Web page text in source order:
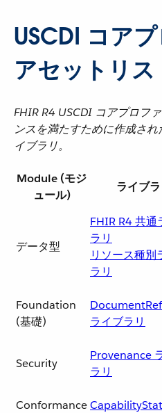
USCDI コア
アセットリス
FHIR R4 USCDI コアプロフ
ンスを満たすために作成さ
イブラリ。
Module (モジ
ュール)
ライブラ
データ型
FHIR R4 共通
ラリ
リソース種別
ラリ
Foundation
(基礎)
ライブラリ
Security
Provenance
ラリ
Conformance